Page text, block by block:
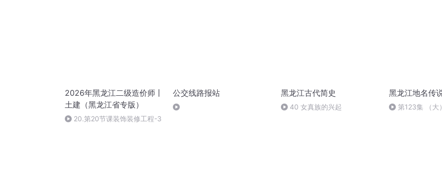
2026年黑龙江二级造价师丨
土建（黑龙江省专版）
20.第20节课装饰装修工程-3
公交线路报站 黑龙江古代简史
40 女真族的兴起
黑龙江地名传
第123集 （大